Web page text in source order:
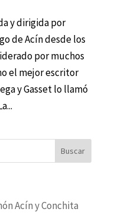
y dirigida por
de Acín desde los
por muchos
el mejor escritor
y Gasset lo llamó
Acín y Conchita